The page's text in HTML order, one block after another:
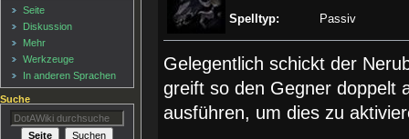
Spelltyp: Passiv
Gelegentlich schickt der
greift so den Gegner doppelt
ausführen, um dies zu
Seite
Diskussion
Mehr
Werkzeuge
In anderen Sprachen
Suche